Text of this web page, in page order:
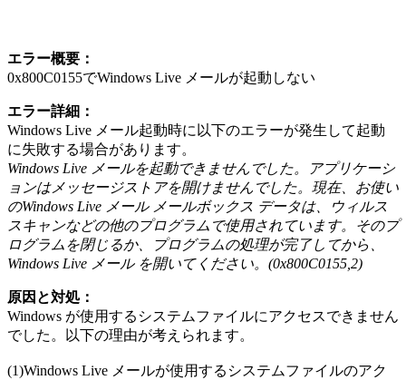
エラー概要：
0x800C0155でWindows Live メールが起動しない
エラー詳細：
Windows Live メール起動時に以下のエラーが発生して起動
に失敗する場合があります。
Windows Live メールを起動できませんでした。アプリケーシ
ョンはメッセージストアを開けませんでした。現在、お使い
のWindows Live メール メールボックス データは、ウィルス
スキャンなどの他のプログラムで使用されています。そのプ
ログラムを閉じるか、プログラムの処理が完了してから、
Windows Live メール を開いてください。(0x800C0155,2)
原因と対処：
Windows が使用するシステムファイルにアクセスできません
でした。以下の理由が考えられます。
(1)Windows Live メールが使用するシステムファイルのアク